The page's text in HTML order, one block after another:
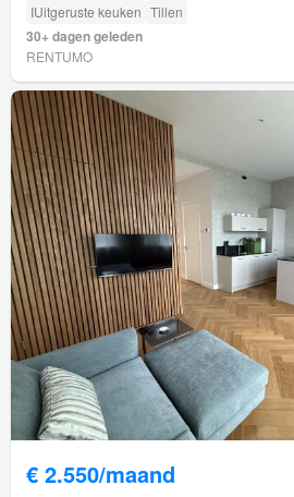
IUitgeruste keuken Tillen
30+ dagen geleden
RENTUMO
€ 2.550/maand